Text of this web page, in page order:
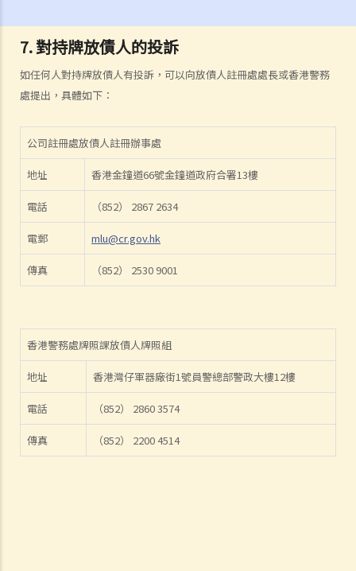
7. 對持牌放債人的投訴
如任何人對持牌放債人有投訴，可以向放債人註冊處處長或香港警務
處提出，具體如下：
公司註冊處放債人註冊辦事處
地址 香港金鐘道66號金鐘道政府合署13樓
電話 （852） 2867 2634
電郵 mlu@cr.gov.hk
傳真 （852） 2530 9001
香港警務處牌照課放債人牌照組
地址 香港灣仔軍器廠街1號員警總部警政大樓12樓
電話 （852） 2860 3574
傳真 （852） 2200 4514
5. 其他要求
A. 格式要求
B. 借款人提前償還貸款
C. 非法協議
E. 貸款保證形式的限制
6. 重新商議敲詐性交易
7. 對持牌放債人的投訴
8. 常見問題
1. 借錢給親戚是否需要遵守《放債人條例》（第163章）？
2. 放債人能否通過合約避免《放債人條例》（第163章）的規管？
3. 《放債人條例》（第163章）是否涵蓋租購交易？
1. 質押及當押是甚麼?
2. 哪些人需要獲得當押商牌照？
3. 申請牌照的資格要求是什麼？
4. 如何申請當押商牌照、轉讓牌照或轉換處所？
5. 借款人和當押物品的資料